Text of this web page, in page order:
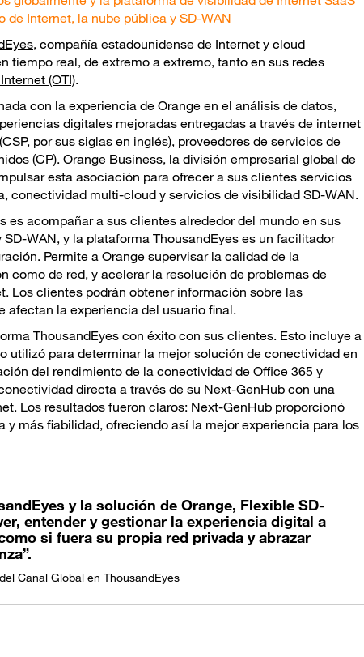
Internet, la nube pública y SD-WAN
, compañía estadounidense de Internet y cloud
tiempo real, de extremo a extremo, tanto en sus redes
(OTI).
con la experiencia de Orange en el análisis de datos,
digitales mejoradas entregadas a través de internet
por sus siglas en inglés), proveedores de servicios de
(CP). Orange Business, la división empresarial global de
esta asociación para ofrecer a sus clientes servicios
conectividad multi-cloud y servicios de visibilidad SD-WAN.
es acompañar a sus clientes alrededor del mundo en sus
WAN, y la plataforma ThousandEyes es un facilitador
Permite a Orange supervisar la calidad de la
como de red, y acelerar la resolución de problemas de
Los clientes podrán obtener información sobre las
afectan la experiencia del usuario final.
ThousandEyes con éxito con sus clientes. Esto incluye a
utilizó para determinar la mejor solución de conectividad en
del rendimiento de la conectividad de Office 365 y
directa a través de su Next-GenHub con una
Los resultados fueron claros: Next-GenHub proporcionó
y más fiabilidad, ofreciendo así la mejor experiencia para los
y la solución de Orange, Flexible SD-
entender y gestionar la experiencia digital a
si fuera su propia red privada y abrazar
Canal Global en ThousandEyes